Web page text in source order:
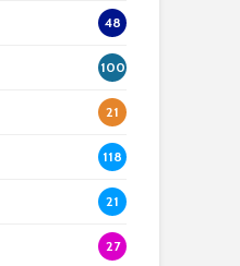
48
100
21
118
21
27